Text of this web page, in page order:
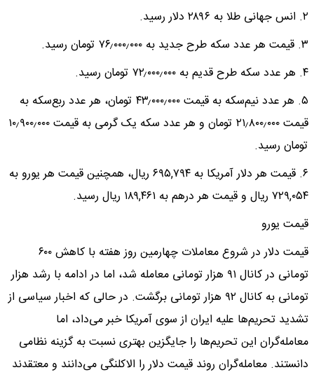
۲. انس جهانی طلا به ۲۸۹۶ دلار رسید.
۳. قیمت هر عدد سکه طرح جدید به ۷۶٫۰۰۰٫۰۰۰ تومان رسید.
۴. هر عدد سکه طرح قدیم به ۷۲٫۰۰۰٫۰۰۰ تومان رسید.
۵. هر عدد نیم‌سکه به قیمت ۴۳٫۰۰۰٫۰۰۰ تومان، هر عدد ربع‌سکه به
قیمت ۲۱٫۸۰۰٫۰۰۰ تومان و هر عدد سکه یک گرمی به قیمت ۱۰٫۹۰۰٫۰۰۰
تومان رسید.
۶. قیمت هر دلار آمریکا به ۶۹۵,۷۹۴ ریال، همچنین قیمت هر یورو به
۷۲۹,۰۵۴ ریال و قیمت هر درهم به ۱۸۹,۴۶۱ ریال رسید.
قیمت یورو
قیمت دلار در شروع معاملات چهارمین روز هفته با کاهش ۶۰۰
تومانی در کانال ۹۱ هزار تومانی معامله شد، اما در ادامه با رشد هزار
تومانی به کانال ۹۲ هزار تومانی برگشت. در حالی که اخبار سیاسی از
تشدید تحریم‌ها علیه ایران از سوی آمریکا خبر می‌داد، اما
معامله‌گران این تحریم‌ها را جایگزین بهتری نسبت به گزینه نظامی
دانستند. معامله‌گران روند قیمت دلار را الاکلنگی می‌دانند و معتقدند